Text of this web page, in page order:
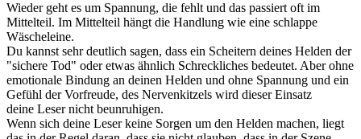
Wieder geht es um Spannung, die fehlt und das passiert oft im
Mittelteil. Im Mittelteil hängt die Handlung wie eine schlappe
Wäscheleine.
Du kannst sehr deutlich sagen, dass ein Scheitern deines Helden der
"sichere Tod" oder etwas ähnlich Schreckliches bedeutet. Aber ohne
emotionale Bindung an deinen Helden und ohne Spannung und ein
Gefühl der Vorfreude, des Nervenkitzels wird dieser Einsatz
deine Leser nicht beunruhigen.
Wenn sich deine Leser keine Sorgen um den Helden machen, liegt